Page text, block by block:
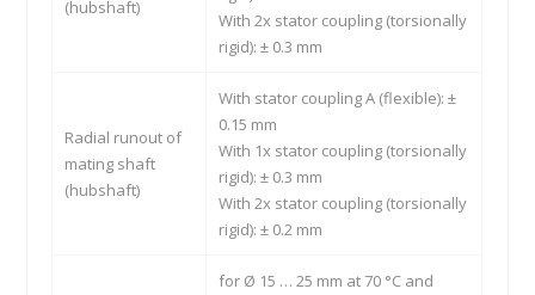
(hubshaft)
With 2x stator coupling (torsionally
rigid): ± 0.3 mm
Radial runout of
mating shaft
(hubshaft)
With stator coupling A (flexible): ±
0.15 mm
With 1x stator coupling (torsionally
rigid): ± 0.3 mm
With 2x stator coupling (torsionally
rigid): ± 0.2 mm
for Ø 15 … 25 mm at 70 °C and